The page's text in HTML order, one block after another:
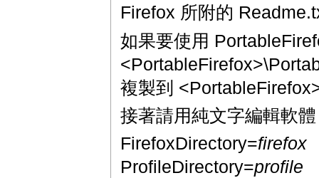
Firefox 所附的
如果要使用
複製到
接著請用純文字編輯軟
FirefoxDirectory=firefox
ProfileDirectory=profile